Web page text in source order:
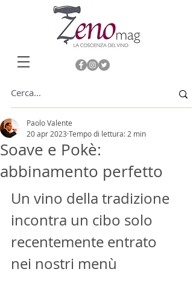
Soave e Pokè:
abbinamento perfetto
Paolo Valente
20 apr 2023 Tempo di lettura: 2 min
Un vino della tradizione
incontra un cibo solo
recentemente entrato
nei nostri menù